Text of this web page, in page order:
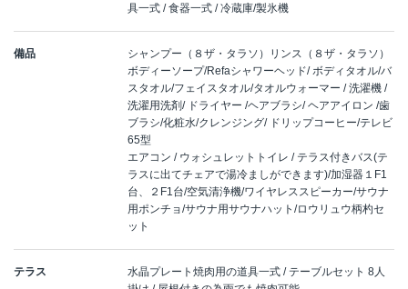
具一式 / 食器一式 / 冷蔵庫/製氷機
備品
シャンプー（８ザ・タラソ）リンス（８ザ・タラソ）
ボディーソープ/Refaシャワーヘッド/ ボディタオル/バ
スタオル/フェイスタオル/タオルウォーマー / 洗濯機 /
洗濯用洗剤/ ドライヤー /ヘアブラシ/ ヘアアイロン /歯
ブラシ/化粧水/クレンジング/ ドリップコーヒー/テレビ
65型
エアコン / ウォシュレットトイレ / テラス付きバス(テ
ラスに出てチェアで湯冷ましができます)/加湿器１F1
台、２F1台/空気清浄機/ワイヤレススピーカー/サウナ
用ポンチョ/サウナ用サウナハット/ロウリュウ柄杓セ
ット
テラス
水晶プレート焼肉用の道具一式 / テーブルセット 8人